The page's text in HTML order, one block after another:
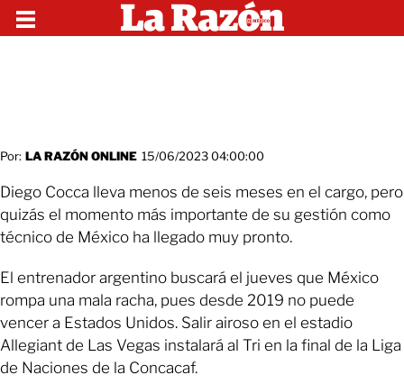
Por: LA RAZÓN ONLINE 15/06/2023 04:00:00
Diego Cocca lleva menos de seis meses en el cargo, pero
quizás el momento más importante de su gestión como
técnico de México ha llegado muy pronto.
El entrenador argentino buscará el jueves que México
rompa una mala racha, pues desde 2019 no puede
vencer a Estados Unidos. Salir airoso en el estadio
Allegiant de Las Vegas instalará al Tri en la final de la Liga
de Naciones de la Concacaf.